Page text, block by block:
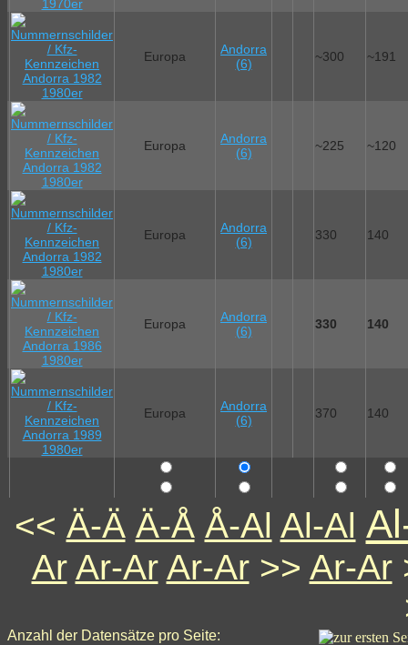
Europa
Andorra
(6)
~300 ~191
Europa
Andorra
(6)
~225 ~120
Europa
Andorra
(6)
330 140
Europa
Andorra
(6)
330 140
Europa
Andorra
(6)
370 140
<< Ä-Ä Ä-Å Å-Al Al-Al
Ar Ar-Ar Ar-Ar>> Ar-Ar
Anzahl der Datensätze pro Seite: